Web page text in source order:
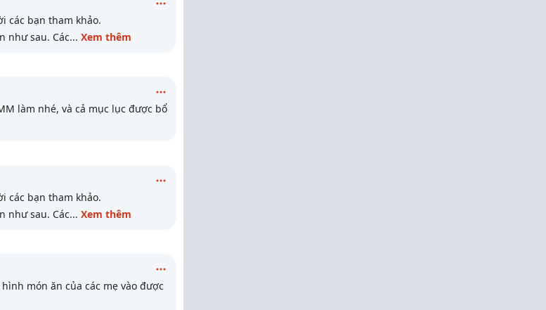
các bạn tham khảo.
như sau. Các... Xem thêm
làm nhé, và cả mục lục được bổ
các bạn tham khảo.
như sau. Các... Xem thêm
món ăn của các mẹ vào được